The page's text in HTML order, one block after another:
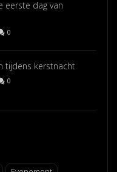
eerste dag van
0
tijdens kerstnacht
0